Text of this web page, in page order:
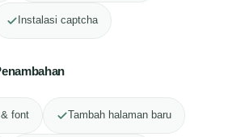
Instalasi captcha
font Tambah halaman baru